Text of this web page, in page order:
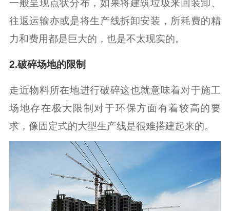
往返运输亦或是将生产线拆卸安装，所耗费的精
力和费用都是巨大的，也是不太现实的。
2.破碎场地的限制
走近物料所在地进行破碎这也就意味着对于施工
场地存在极大限制对于环保方面有着较高的要
求，像固定式的大型生产线是很难搭建起来的。